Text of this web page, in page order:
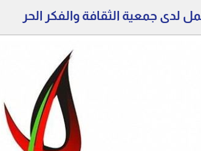
جمعية الثقافة والفكر الحر